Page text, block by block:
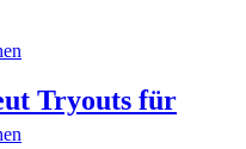
Tryouts für